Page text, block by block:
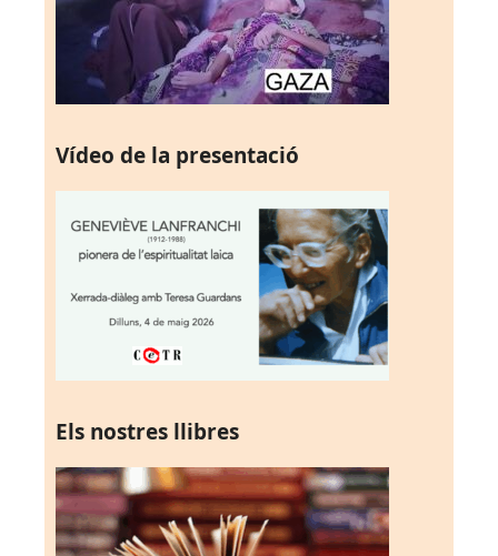
Vídeo de la presentació
Els nostres llibres